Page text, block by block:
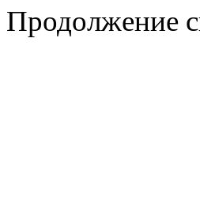
Продолжение